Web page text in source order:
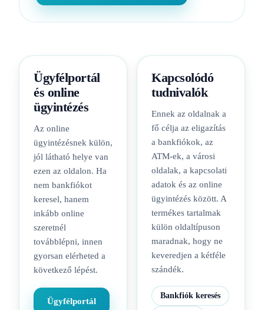
Ügyfélportál
és online
ügyintézés
Az online
ügyintézésnek külön,
jól látható helye van
ezen az oldalon. Ha
nem bankfiókot
keresel, hanem
inkább online
szeretnél
továbblépni, innen
gyorsan elérheted a
következő lépést.
Ügyfélportál
Kapcsolódó
tudnivalók
Ennek az oldalnak a
fő célja az eligazítás
a bankfiókok, az
ATM-ek, a városi
oldalak, a kapcsolati
adatok és az online
ügyintézés között. A
termékes tartalmak
külön oldaltípuson
maradnak, hogy ne
keveredjen a kétféle
szándék.
Bankfiók keresés